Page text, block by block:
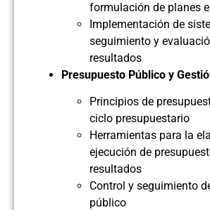
formulación de planes
Implementación de
seguimiento y
resultados
Presupuesto Público y
Principios de
ciclo presupuestario
Herramientas para la
ejecución de
resultados
Control y seguimiento
público